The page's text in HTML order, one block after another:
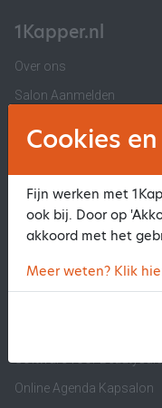
1Kapper.nl
Over ons
Salon Aanmelden
Beautysalon Aanmelden
Informatie
Online Agenda Kapsalon
Cookies
Fijn werken met
ook bij. Door op
akkoord met het
Meer weten? Klik